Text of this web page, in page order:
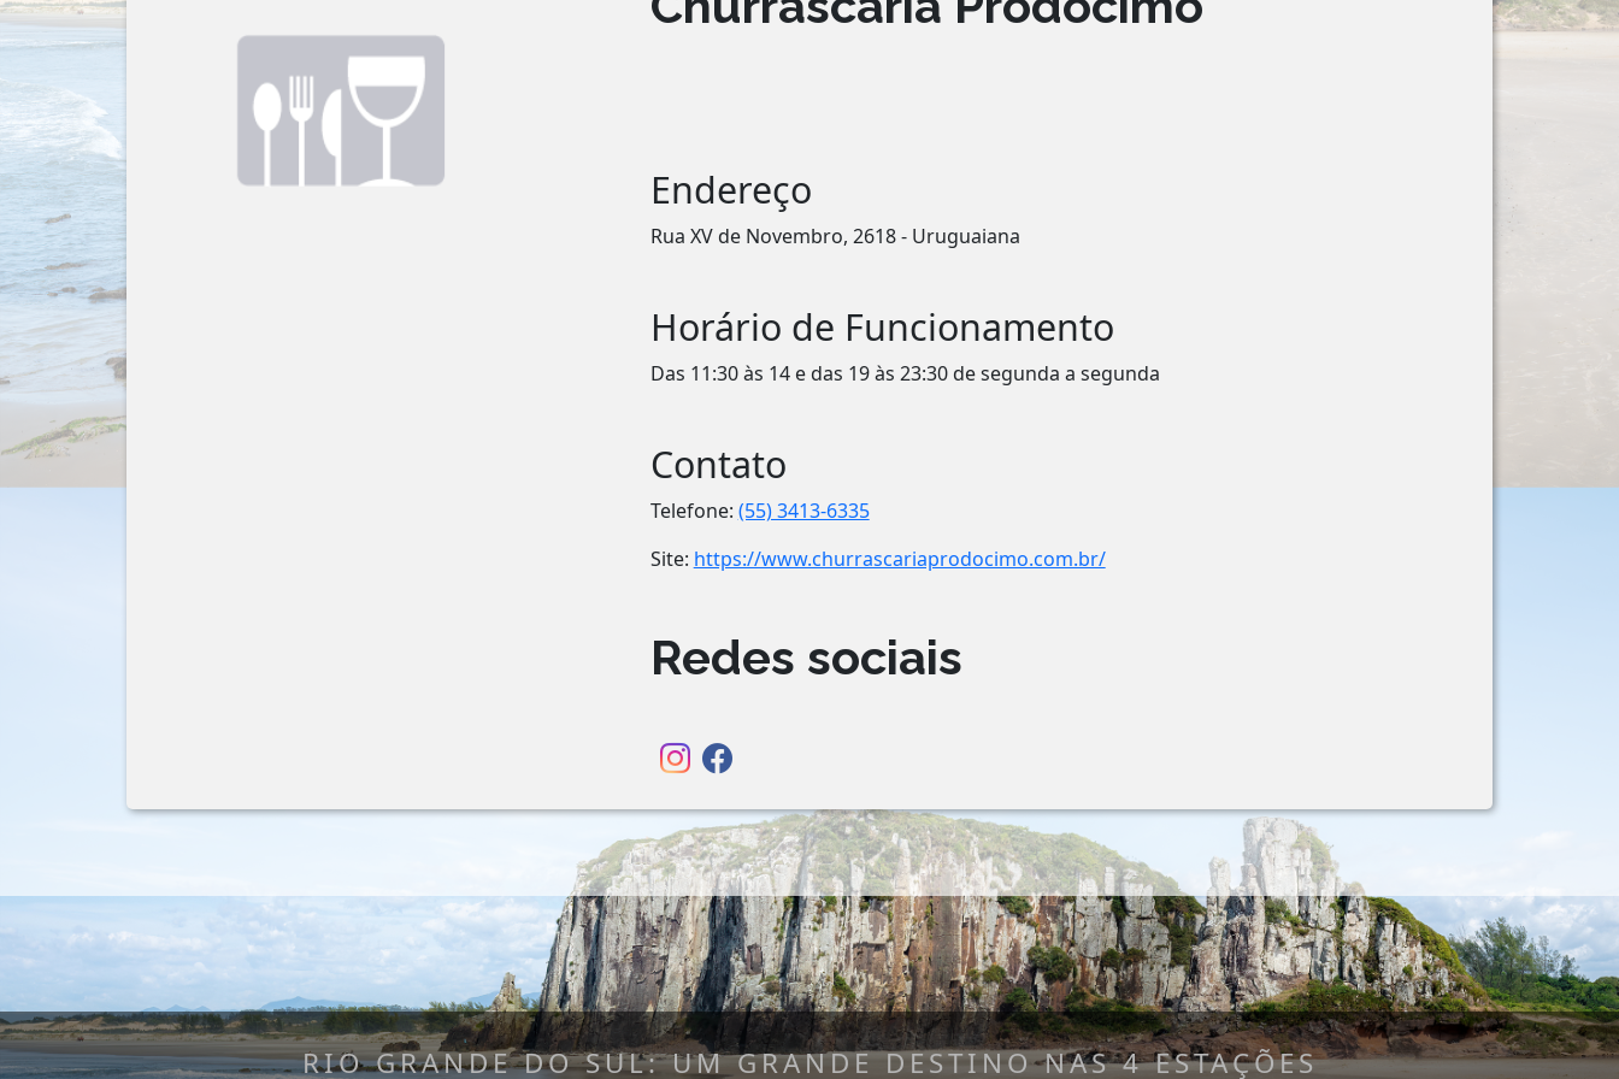
Endereço
Rua XV de Novembro, 2618 - Uruguaiana
Horário de Funcionamento
Das 11:30 às 14 e das 19 às 23:30 de segunda a segunda
Contato
Telefone: (55) 3413-6335
Site: https://www.churrascariaprodocimo.com.br/
Redes sociais
RIO GRANDE DO SUL: UM GRANDE DESTINO NAS 4 ESTAÇÕES